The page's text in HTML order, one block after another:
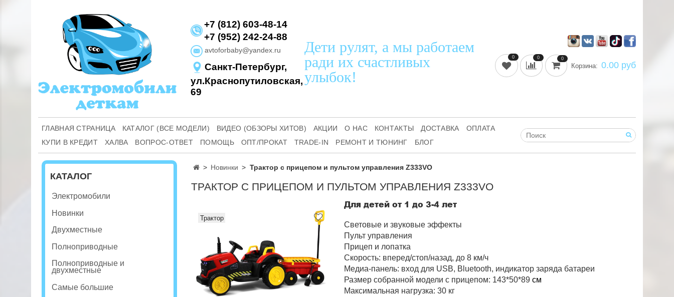
+7 (812) 603-48-14
+7 (952) 242-24-88
avtoforbaby@yandex.ru
Cанкт-Петербург,
ул.Краснопутиловская,
69
Дети рулят, а мы работаем
ради их счастливых
улыбок!
0 0 0
Корзина: 0.00 руб
ГЛАВНАЯ СТРАНИЦА КАТАЛОГ (ВСЕ МОДЕЛИ) ВИДЕО (ОБЗОРЫ ХИТОВ) АКЦИИ О НАС КОНТАКТЫ ДОСТАВКА
ОПЛАТА
КУПИ В КРЕДИТ
ХАЛВА ВОПРОС-ОТВЕТ ПОМОЩЬ ОПТ/ПРОКАТ TRADE-IN РЕМОНТ И ТЮНИНГ БЛОГ
Новинки Трактор с прицепом и пультом управления Z333VO
ТРАКТОР С ПРИЦЕПОМ И ПУЛЬТОМ УПРАВЛЕНИЯ Z333VO
Трактор
Для детей от 1 до 3-4 лет
Световые и звуковые эффекты
Пульт управления
Прицеп и лопатка
Скорость: вперед/стоп/назад, до 8 км/ч
Медиа-панель: вход для USB, Bluetooth, индикатор заряда батареи
Размер собранной модели с прицепом: 143*50*89см
Максимальная нагрузка: 30 кг
КАТАЛОГ
Электромобили
Новинки
Двухместные
Полноприводные
Полноприводные и
двухместные
Самые большие